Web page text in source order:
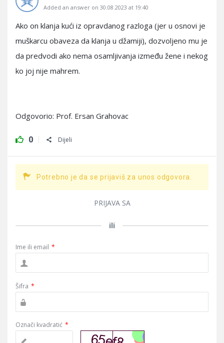
Added an answer on 30.08.2023 at 19:40
Ako on klanja kući iz opravdanog razloga (jer u osnovi je
muškarcu obaveza da klanja u džamiji), dozvoljeno mu je
da predvodi ako nema osamljivanja između žene i nekog
ko joj nije mahrem.
Odgovorio: Prof. Ersan Grahovac
0 Dijeli
Potrebno je da se prijaviš za unos odgovora.
PRIJAVA SA
ili
Ime ili email *
Šifra *
Označi kvadratić *